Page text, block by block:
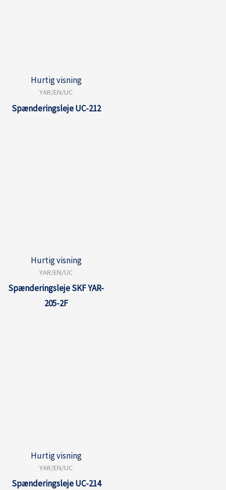
Hurtig visning
YAR/EN/UC
Spænderingsleje UC-212
Hurtig visning
YAR/EN/UC
Spænderingsleje SKF YAR-
205-2F
Hurtig visning
YAR/EN/UC
Spænderingsleje UC-214